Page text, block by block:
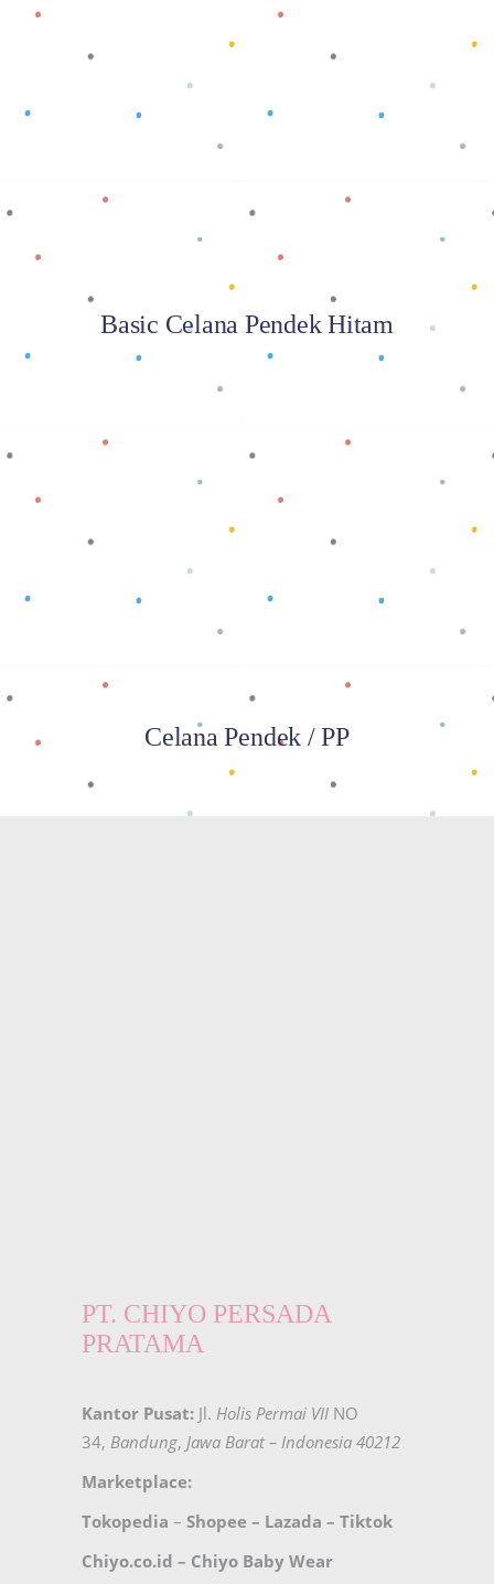
Baca selengkapnya
Basic Celana Pendek Hitam
Baca selengkapnya
Celana Pendek / PP
PT. CHIYO PERSADA
PRATAMA
Kantor Pusat: Jl. Holis Permai VII NO
34, Bandung, Jawa Barat – Indonesia 40212
Marketplace:
Tokopedia – Shopee – Lazada – Tiktok
Chiyo.co.id – Chiyo Baby Wear